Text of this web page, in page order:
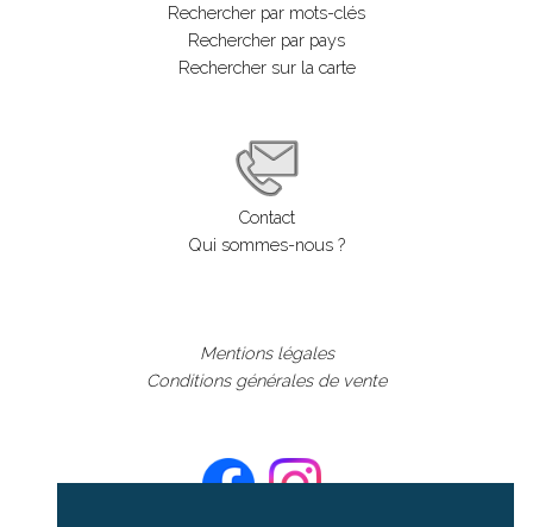
Rechercher par mots-clés
Rechercher par pays
Rechercher sur la carte
Contact
Qui sommes-nous ?
Mentions légales
Conditions générales de vente